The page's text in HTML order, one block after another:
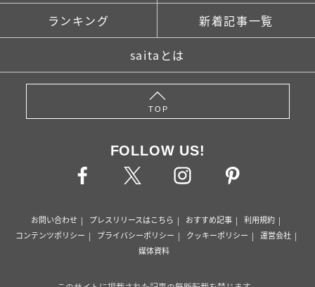
ランキング 新着記事一覧
saitaとは
TOP
FOLLOW US!
お問い合わせ プレスリリースはこちら おすすめ記事
利用規約
コンテンツポリシー
プライバシーポリシー クッキーポリシー
運営会社
媒体資料